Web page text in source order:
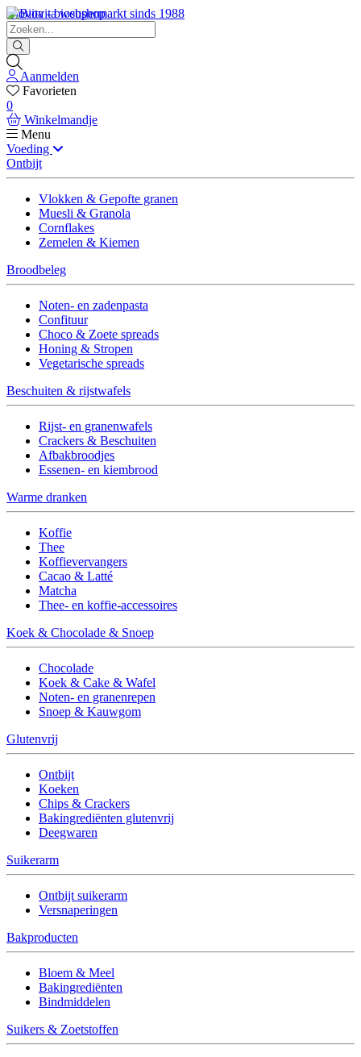
Biovita - biosupermarkt sinds 1988
Aanmelden
Favorieten
0
Winkelmandje
Menu
Voeding
Ontbijt
Vlokken & Gepofte granen
Muesli & Granola
Cornflakes
Zemelen & Kiemen
Broodbeleg
Noten- en zadenpasta
Confituur
Choco & Zoete spreads
Honing & Stropen
Vegetarische spreads
Beschuiten & rijstwafels
Rijst- en granenwafels
Crackers & Beschuiten
Afbakbroodjes
Essenen- en kiembrood
Warme dranken
Koffie
Thee
Koffievervangers
Cacao & Latté
Matcha
Thee- en koffie-accessoires
Koek & Chocolade & Snoep
Chocolade
Koek & Cake & Wafel
Noten- en granenrepen
Snoep & Kauwgom
Glutenvrij
Ontbijt
Koeken
Chips & Crackers
Bakingrediënten glutenvrij
Deegwaren
Suikerarm
Ontbijt suikerarm
Versnaperingen
Bakproducten
Bloem & Meel
Bakingrediënten
Bindmiddelen
Suikers & Zoetstoffen